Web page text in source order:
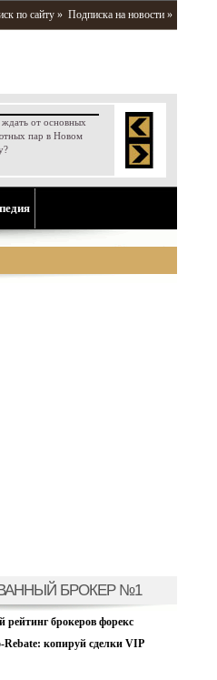
по сайту » Подписка на новости »
от основных
пар в Новом
БРОКЕР №1
брокеров форекс
Rebate: копируй сделки VIP